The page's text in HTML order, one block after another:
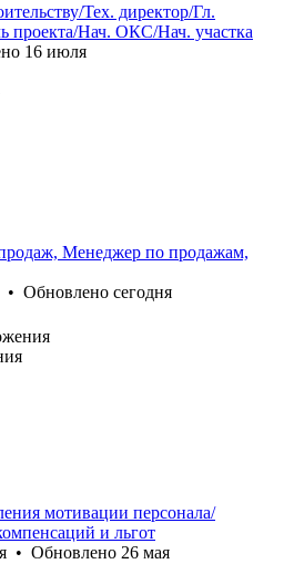
Тех. директор/Гл.
проекта/Нач. ОКС/Нач. участка
16 июля
Менеджер по продажам,
• Обновлено сегодня
мотивации персонала/
и льгот
• Обновлено 26 мая